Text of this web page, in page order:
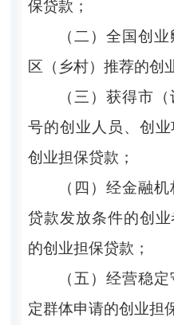
保贷款；
（二）全国创
区（乡村）推荐的创
（三）获得市
号的创业人员、创
创业担保贷款；
（四）经金融
贷款发放条件的创
的创业担保贷款；
（五）经营稳
定群体申请的创业担